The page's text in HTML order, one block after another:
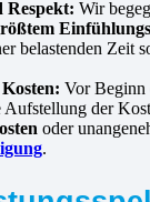
Respekt: Wir
belastenden Zeit
Vor Beginn
Aufstellung der
oder
.